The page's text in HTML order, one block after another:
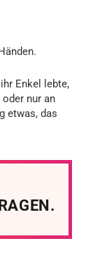
Enkel lebte,
nur an
etwas, das